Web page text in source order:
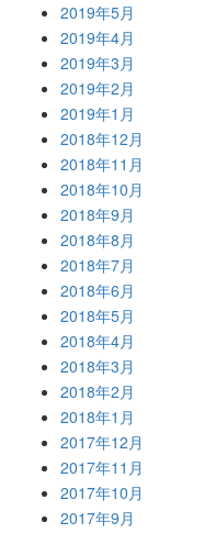
2019年5月
2019年4月
2019年3月
2019年2月
2019年1月
2018年12月
2018年11月
2018年10月
2018年9月
2018年8月
2018年7月
2018年6月
2018年5月
2018年4月
2018年3月
2018年2月
2018年1月
2017年12月
2017年11月
2017年10月
2017年9月